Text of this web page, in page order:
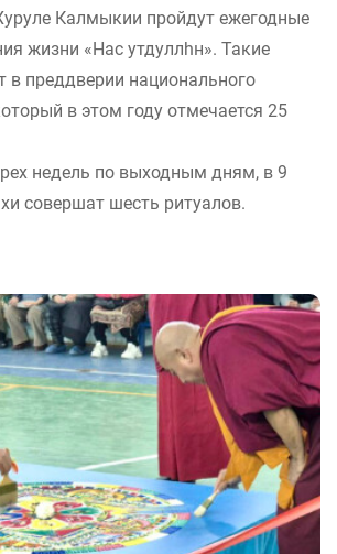
Калмыкии пройдут ежегодные
жизни «Нас утдуллһн». Такие
в преддверии национального
в этом году отмечается 25
недель по выходным дням, в 9
совершат шесть ритуалов.